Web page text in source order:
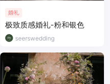
婚礼
极致质感婚礼-粉和银色
seerswedding